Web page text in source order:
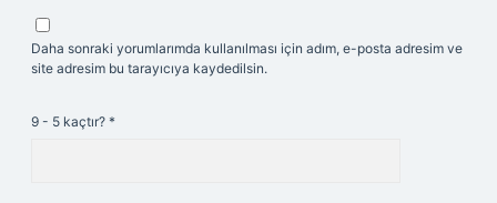
Daha sonraki yorumlarımda kullanılması için adım, e-posta adresim ve
site adresim bu tarayıcıya kaydedilsin.
9 - 5 kaçtır? *